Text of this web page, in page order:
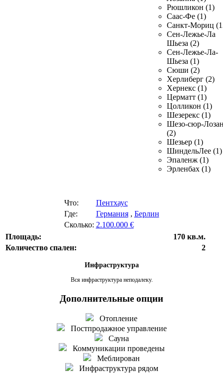
Рюшликон (1)
Саас-Фе (1)
Санкт-Мориц
Сен-Лежье-Ла
Шьеза (2)
Сен-Лежье-Ла-
Шьеза (1)
Сюши (2)
Херлиберг (2)
Хернекс (1)
Церматт (1)
Цолликон (1)
Шезерекс (1)
Шезо-сюр-
(2)
Шезьер (1)
ШиндельЛее (1)
Эпаленж (1)
Эрленбах (1)
Что:
Пентхаус
Где:
Германия, Берлин
Сколько: 2.100.000 €
Площадь:
170 кв.м.
Количество спален:
2
Инфраструктура
Вся инфраструктура неподалеку.
Дополнительные опции
Отопление
Постпродажное управление
Сауна
Коммуникации проведены
Меблирован
Инфраструктура рядом